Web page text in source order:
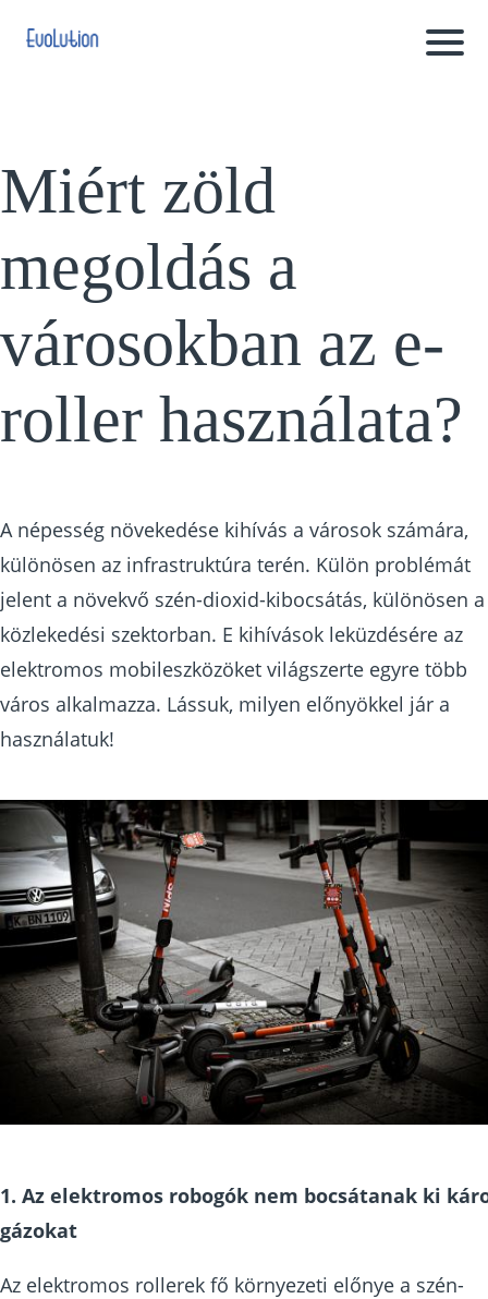
Miért zöld
megoldás a
városokban az e-
roller használata?
A népesség növekedése kihívás a városok számára,
különösen az infrastruktúra terén. Külön problémát
jelent a növekvő szén-dioxid-kibocsátás, különösen a
közlekedési szektorban. E kihívások leküzdésére az
elektromos mobileszközöket világszerte egyre több
város alkalmazza. Lássuk, milyen előnyökkel jár a
használatuk!
1. Az elektromos robogók nem bocsátanak ki
gázokat
Az elektromos rollerek fő környezeti előnye a szén-